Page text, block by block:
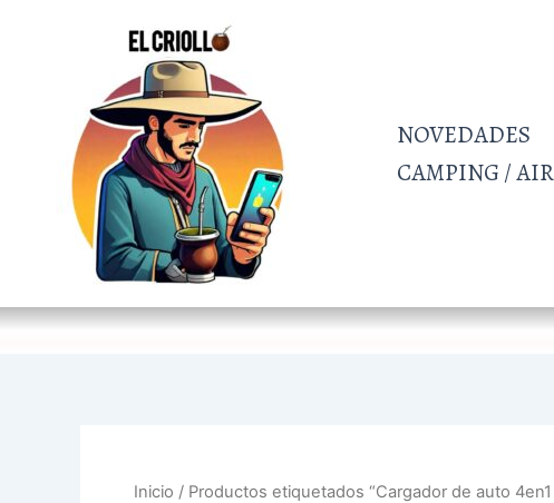
NOVEDADES
CAMPING /
Inicio / Productos etiquetados “Cargador de auto